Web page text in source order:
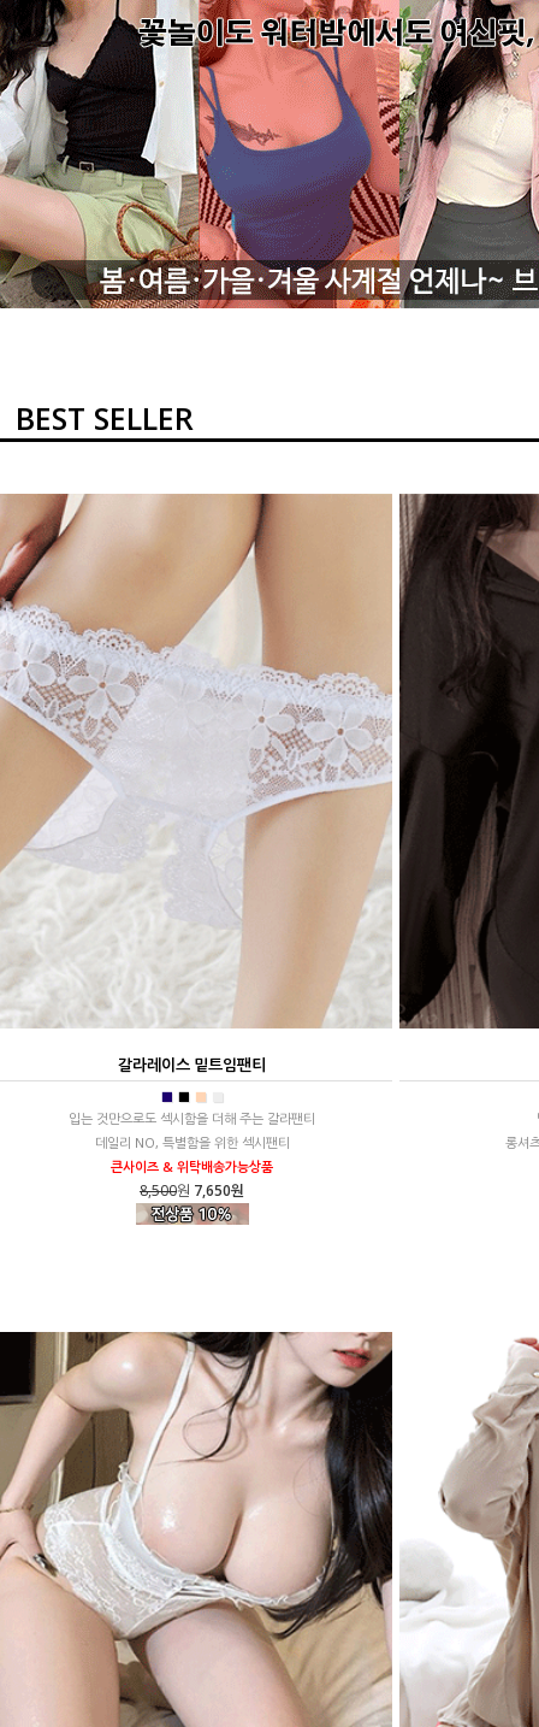
BEST SELLER
갈라레이스 밑트임팬티
■ ■ ■ ■
입는 것만으로도 섹시함을 더해 주는 갈라팬티
데일리 NO, 특별함을 위한 섹시팬티
큰사이즈 & 위탁배송가능상품
8,500원 7,650원
롱셔